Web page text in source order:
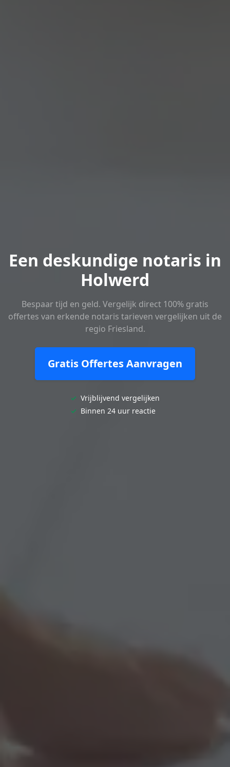
Een deskundige notaris in
Holwerd
Bespaar tijd en geld. Vergelijk direct 100% gratis
offertes van erkende notaris tarieven vergelijken uit de
regio Friesland.
Gratis Offertes Aanvragen
✓ Vrijblijvend vergelijken
✓ Binnen 24 uur reactie